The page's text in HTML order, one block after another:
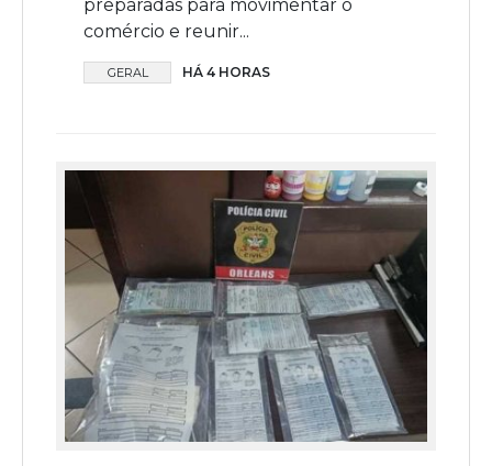
preparadas para movimentar o
comércio e reunir...
GERAL HÁ 4 HORAS